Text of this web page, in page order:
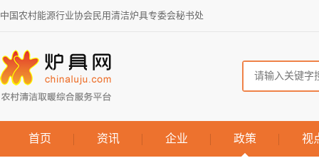
中国农村能源行业协会民用清洁炉具专委会秘书处
首页 资讯 企业 政策 视